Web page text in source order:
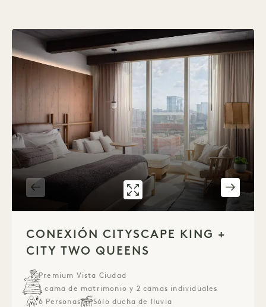
GALERÍA 316 CONEXIÓN
CONEXIÓN CITYSCAPE KING +
CITY TWO QUEENS
Premium Vista Ciudad
1 cama de matrimonio y 2 camas individuales
6 Personas
Sólo ducha de lluvia